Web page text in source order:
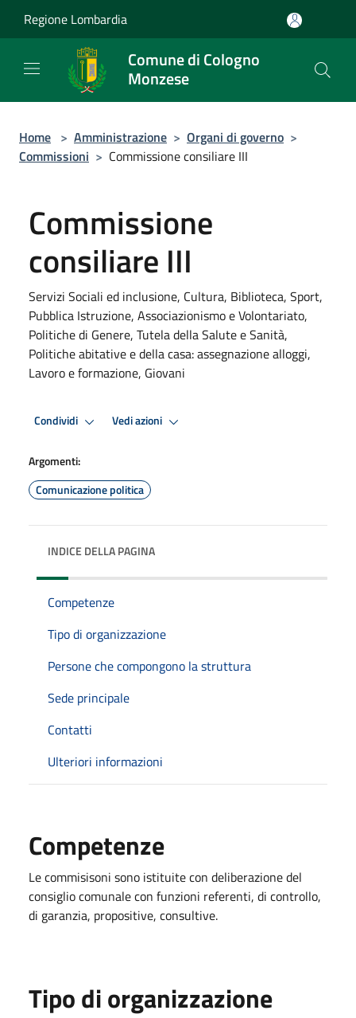
Regione Lombardia
Comune di Cologno
Monzese
Home > Amministrazione > Organi di governo >
Commissioni > Commissione consiliare III
Commissione
consiliare III
Servizi Sociali ed inclusione, Cultura, Biblioteca, Sport,
Pubblica Istruzione, Associazionismo e Volontariato,
Politiche di Genere, Tutela della Salute e Sanità,
Politiche abitative e della casa: assegnazione alloggi,
Lavoro e formazione, Giovani
Condividi Vedi azioni
Argomenti:
Comunicazione politica
INDICE DELLA PAGINA
Competenze
Tipo di organizzazione
Persone che compongono la struttura
Sede principale
Contatti
Ulteriori informazioni
Competenze
Le commisisoni sono istituite con deliberazione del
consiglio comunale con funzioni referenti, di controllo,
di garanzia, propositive, consultive.
Tipo di organizzazione